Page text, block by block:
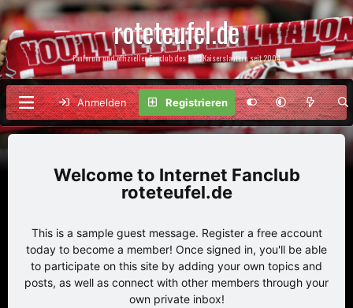
roteteufel.de
Fanforum und offizieller Fanclub des 1. FC Kaiserslautern seit 2004
Anmelden Registrieren
Internet Fanclub
roteteufel.de
This is a sample guest message. Register a free account
today to become a member! Once signed in, you'll be able
to participate on this site by adding your own topics and
posts, as well as connect with other members through your
own private inbox!